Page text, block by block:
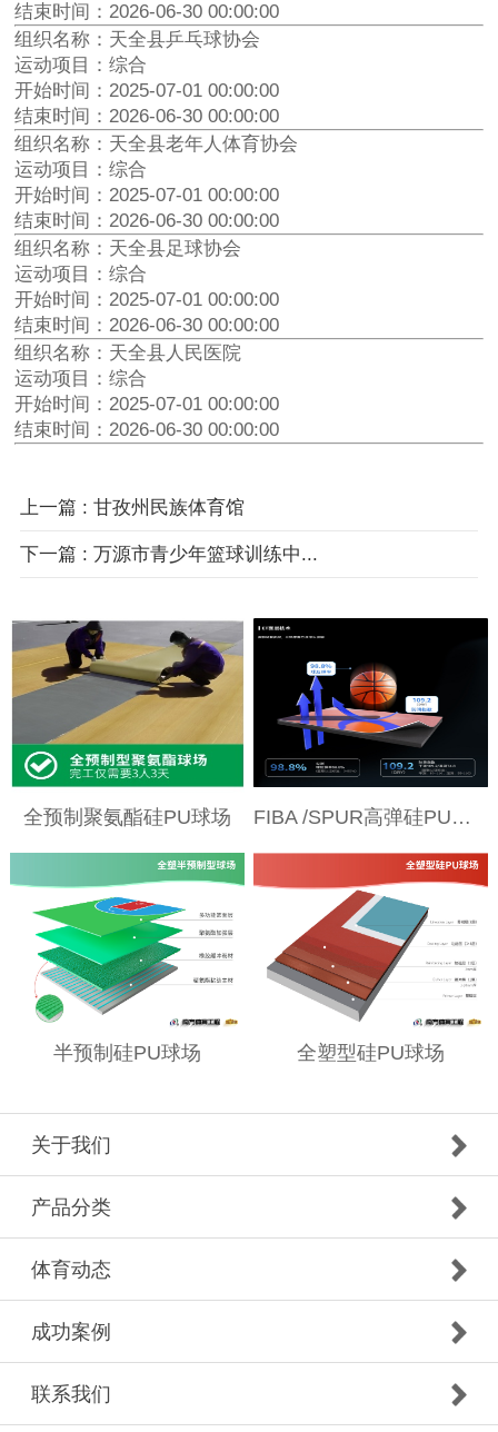
结束时间：2026-06-30 00:00:00
组织名称：天全县乒乓球协会
运动项目：综合
开始时间：2025-07-01 00:00:00
结束时间：2026-06-30 00:00:00
组织名称：天全县老年人体育协会
运动项目：综合
开始时间：2025-07-01 00:00:00
结束时间：2026-06-30 00:00:00
组织名称：天全县足球协会
运动项目：综合
开始时间：2025-07-01 00:00:00
结束时间：2026-06-30 00:00:00
组织名称：天全县人民医院
运动项目：综合
开始时间：2025-07-01 00:00:00
结束时间：2026-06-30 00:00:00
上一篇 : 甘孜州民族体育馆
下一篇 : 万源市青少年篮球训练中...
全预制聚氨酯硅PU球场 FIBA /SPUR高弹硅PU球场
半预制硅PU球场 全塑型硅PU球场
关于我们
产品分类
体育动态
成功案例
联系我们